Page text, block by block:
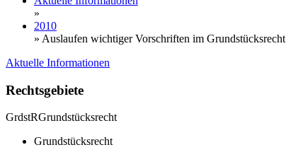
»
2010
» Auslaufen wichtiger Vorschriften im Grundstücksrecht
Aktuelle Informationen
Rechtsgebiete
GrdstRGrundstücksrecht
Grundstücksrecht